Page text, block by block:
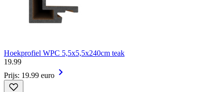
Hoekprofiel WPC 5,5x5,5x240cm teak
19.99
Prijs: 19.99 euro